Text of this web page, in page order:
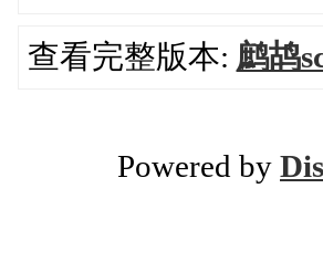
查看完整版本: 鹧鸪
Powered by